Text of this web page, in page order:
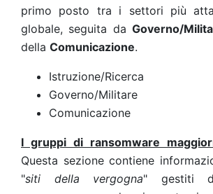
primo posto tra i settori più
globale, seguita da Governo/
della Comunicazione.
Istruzione/Ricerca
Governo/Militare
Comunicazione
I gruppi di ransomware
Questa sezione contiene
"siti della vergogna" gestiti